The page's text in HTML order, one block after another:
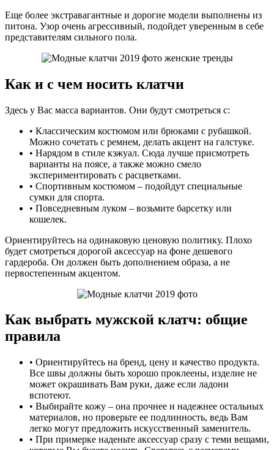
Еще более экстравагантные и дорогие модели выполнены из
питона. Узор очень агрессивный, подойдет уверенным в себе
представителям сильного пола.
Как и с чем носить клатчи
Здесь у Вас масса вариантов. Они будут смотреться с:
• Классическим костюмом или брюками с рубашкой.
Можно сочетать с ремнем, делать акцент на галстуке.
• Нарядом в стиле кэжуал. Сюда лучше присмотреть
варианты на поясе, а также можно смело
экспериментировать с расцветками.
• Спортивным костюмом – подойдут специальные
сумки для спорта.
• Повседневным луком – возьмите барсетку или
кошелек.
Ориентируйтесь на одинаковую ценовую политику. Плохо
будет смотреться дорогой аксессуар на фоне дешевого
гардероба. Он должен быть дополнением образа, а не
первостепенным акцентом.
Как выбрать мужской клатч: общие
правила
• Ориентируйтесь на бренд, цену и качество продукта.
Все швы должны быть хорошо проклеены, изделие не
может окрашивать Вам руки, даже если ладони
вспотеют.
• Выбирайте кожу – она прочнее и надежнее остальных
материалов, но проверьте ее подлинность, ведь Вам
легко могут предложить искусственный заменитель.
• При примерке наденьте аксессуар сразу с теми вещами,